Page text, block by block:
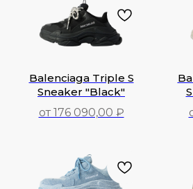
Balenciaga Triple S
Sneaker "Black"
от 176 090,00 ₽